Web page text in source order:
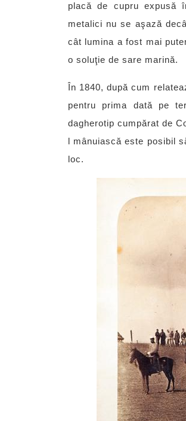
placă de cupru expusă
metalici nu se aşază
cât lumina a fost mai
o soluţie de sare marină.
În 1840, după cum
pentru prima dată pe
dagherotip cumpărat de
l mânuiască este posibil
loc.